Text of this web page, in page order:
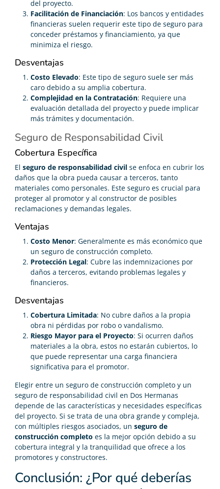
del proyecto.
Facilitación de Financiación: Los bancos y entidades
financieras suelen requerir este tipo de seguro para
conceder préstamos y financiamiento, ya que
minimiza el riesgo.
Desventajas
Costo Elevado: Este tipo de seguro suele ser más
caro debido a su amplia cobertura.
Complejidad en la Contratación: Requiere una
evaluación detallada del proyecto y puede implicar
más trámites y documentación.
Seguro de Responsabilidad Civil
Cobertura Específica
El seguro de responsabilidad civil se enfoca en cubrir los
daños que la obra pueda causar a terceros, tanto
materiales como personales. Este seguro es crucial para
proteger al promotor y al constructor de posibles
reclamaciones y demandas legales.
Ventajas
Costo Menor: Generalmente es más económico que
un seguro de construcción completo.
Protección Legal: Cubre las indemnizaciones por
daños a terceros, evitando problemas legales y
financieros.
Desventajas
Cobertura Limitada: No cubre daños a la propia
obra ni pérdidas por robo o vandalismo.
Riesgo Mayor para el Proyecto: Si ocurren daños
materiales a la obra, estos no estarán cubiertos, lo
que puede representar una carga financiera
significativa para el promotor.
Elegir entre un seguro de construcción completo y un
seguro de responsabilidad civil en Dos Hermanas
depende de las características y necesidades específicas
del proyecto. Si se trata de una obra grande y compleja,
con múltiples riesgos asociados, un seguro de
construcción completo es la mejor opción debido a su
cobertura integral y la tranquilidad que ofrece a los
promotores y constructores.
Conclusión: ¿Por qué deberías